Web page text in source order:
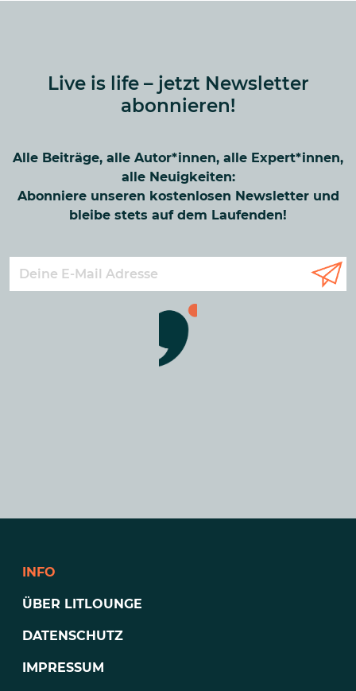
Live is life – jetzt Newsletter
abonnieren!
Alle Beiträge, alle Autor*innen, alle Expert*innen,
alle Neuigkeiten:
Abonniere unseren kostenlosen Newsletter und
bleibe stets auf dem Laufenden!
INFO
ÜBER LITLOUNGE
DATENSCHUTZ
IMPRESSUM